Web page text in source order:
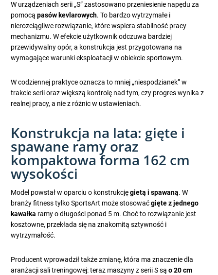
W urządzeniach serii „S” zastosowano przeniesienie napędu za
pomocąpasów kevlarowych. To bardzo wytrzymałe i
nierozciągliwe rozwiązanie, które wspiera stabilność pracy
mechanizmu. W efekcie użytkownik odczuwa bardziej
przewidywalny opór, a konstrukcja jest przygotowana na
wymagające warunki eksploatacji w obiekcie sportowym.
W codziennej praktyce oznacza to mniej „niespodzianek” w
trakcie serii oraz większą kontrolę nad tym, czy progres wynika z
realnej pracy, a nie z różnic w ustawieniach.
Konstrukcja na lata: gięte i
spawane ramy oraz
kompaktowa forma 162 cm
wysokości
Model powstał w oparciu o konstrukcjęgietą i spawaną. W
branży fitness tylko SportsArt może stosowaćgięte z jednego
kawałka ramy o długości ponad 5 m. Choć to rozwiązanie jest
kosztowne, przekłada się na znakomitą sztywność i
wytrzymałość.
Producent wprowadził także zmianę, która ma znaczenie dla
aranżacji sali treningowej: teraz maszyny z serii S sąo 20 cm